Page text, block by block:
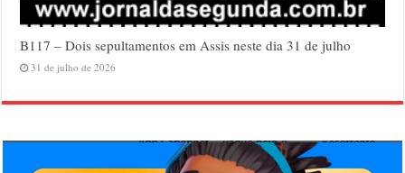
B117 – Dois sepultamentos em Assis neste dia 31 de julho
31 de julho de 2026